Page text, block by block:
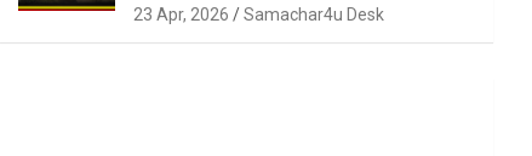
23 Apr, 2026 Samachar4u Desk